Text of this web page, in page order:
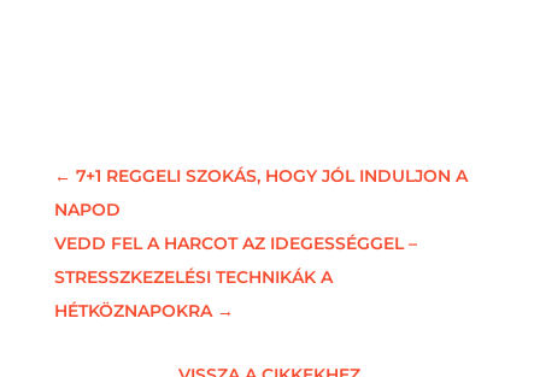
← 7+1 REGGELI SZOKÁS, HOGY JÓL INDULJON A
NAPOD
VEDD FEL A HARCOT AZ IDEGESSÉGGEL –
STRESSZKEZELÉSI TECHNIKÁK A
HÉTKÖZNAPOKRA→